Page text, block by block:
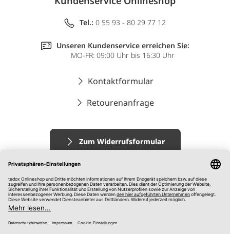
Tel.: 0 55 93 - 80 29 77 12
Unseren Kundenservice erreichen Sie:
MO-FR: 09:00 Uhr bis 16:30 Uhr
Kontaktformular
Retourenanfrage
Zum Widerrufsformular
Impressum
AGB
Datenschutz